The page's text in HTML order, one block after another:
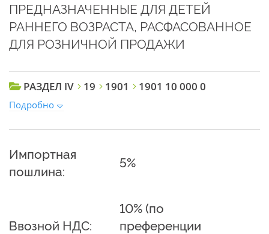
ПРЕДНАЗНАЧЕННЫЕ ДЛЯ ДЕТЕЙ
РАННЕГО ВОЗРАСТА, РАСФАСОВАННОЕ
ДЛЯ РОЗНИЧНОЙ ПРОДАЖИ
РАЗДЕЛ IV 19 1901 1901 10 000 0
Подробно
Импортная
пошлина:
5%
Ввозной НДС:
10% (по
преференции